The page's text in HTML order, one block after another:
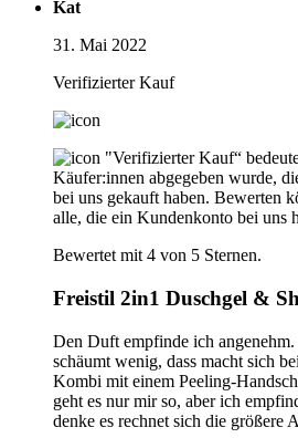
Kat
31. Mai 2022
Verifizierter Kauf
"Verifizierter Kauf“
Käufer:innen abgegeben wurde,
bei uns gekauft haben. Bewerten
alle, die ein Kundenkonto bei uns
Bewertet mit 4 von 5 Sternen.
Freistil 2in1 Duschgel &
Den Duft empfinde ich
schäumt wenig, dass macht sich
Kombi mit einem Peeling-
geht es nur mir so, aber ich
denke es rechnet sich die größere